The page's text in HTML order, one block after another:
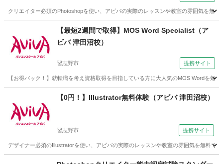
クリエイター必須のPhotoshopを使い、アビバの実際のレッスンや教室の雰囲気を無
その他
【最短2週間で取得】MOS Word Specialist（ア
ビバ 津田沼校）
習志野市 提携サイト
【お得パック！】就転職を考え資格取得を目指している方に大人気のMOS Wordを
ワード
【0円！】Illustrator無料体験（アビバ 津田沼校）
習志野市 提携サイト
デザイナー必須のIllustratorを使い、アビバの実際のレッスンや教室の雰囲気を無料で